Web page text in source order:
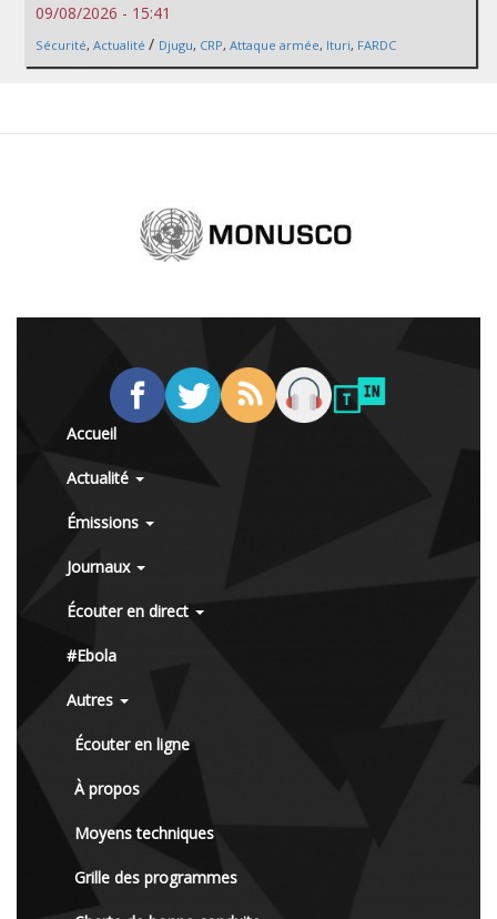
09/08/2026 - 15:41
Sécurité, Actualité / Djugu, CRP, Attaque armée, Ituri, FARDC
Accueil
Actualité
Émissions
Journaux
Écouter en direct
#Ebola
Autres
Écouter en ligne
À propos
Moyens techniques
Grille des programmes